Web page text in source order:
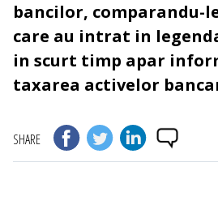
bancilor, comparandu-
care au intrat in
in scurt timp apar
taxarea activelor
SHARE